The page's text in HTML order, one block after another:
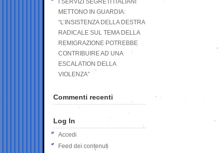
I SERVIZI SEGRETI ITALIANI
METTONO IN GUARDIA:
“L’INSISTENZA DELLA DESTRA
RADICALE SUL TEMA DELLA
REMIGRAZIONE POTREBBE
CONTRIBUIRE AD UNA
ESCALATION DELLA
VIOLENZA”
Commenti recenti
Log In
Accedi
Feed dei contenuti